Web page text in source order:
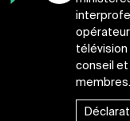
conseil et
membres.